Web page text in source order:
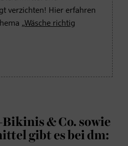
verzichten! Hier erfahren
„Wäsche richtig
Bikinis & Co. sowie
gibt es bei dm: